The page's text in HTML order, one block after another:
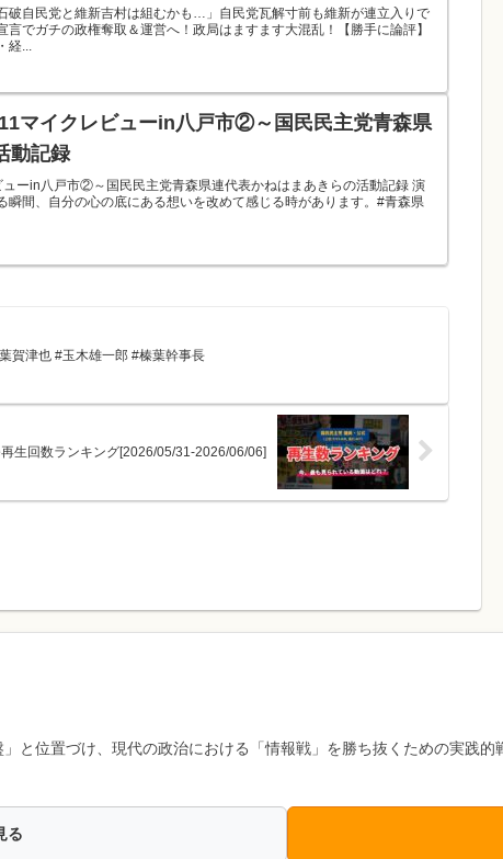
破自民党と維新吉村は組むかも…」自民党瓦解寸前も維新が連立入りで
でガチの政権奪取＆運営へ！政局はますます大混乱！【勝手に論評】
...
マイクレビューin八戸市②～国民民主党青森県
動記録
ーin八戸市②～国民民主党青森県連代表かねはまあきらの活動記録 演
瞬間、自分の心の底にある想いを改めて感じる時があります。#青森県
賀津也 #玉木雄一郎 #榛葉幹事長
再生回数ランキング[2026/05/31-2026/06/06]
と位置づけ、現代の政治における「情報戦」を勝ち抜くための実践
る